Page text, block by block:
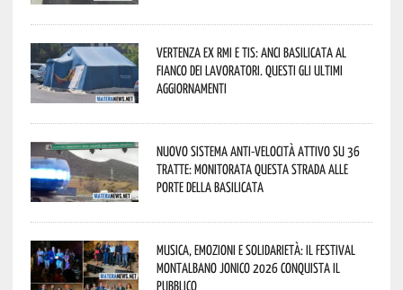
Vertenza ex RMI e TIS: ANCI Basilicata al
fianco dei lavoratori. Questi gli ultimi
aggiornamenti
Nuovo sistema anti-velocità attivo su 36
tratte: monitorata questa strada alle
porte della Basilicata
Musica, emozioni e solidarietà: il Festival
Montalbano Jonico 2026 conquista il
pubblico